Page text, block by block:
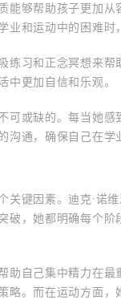
能够帮助孩子更加
和运动中的困难时
练习和正念冥想来
中更加自信和乐观。
可或缺的。每当她
通，确保自己在学
键因素。迪克·诺
破，她都明确每个
助自己集中精力在
。而在运动方面，